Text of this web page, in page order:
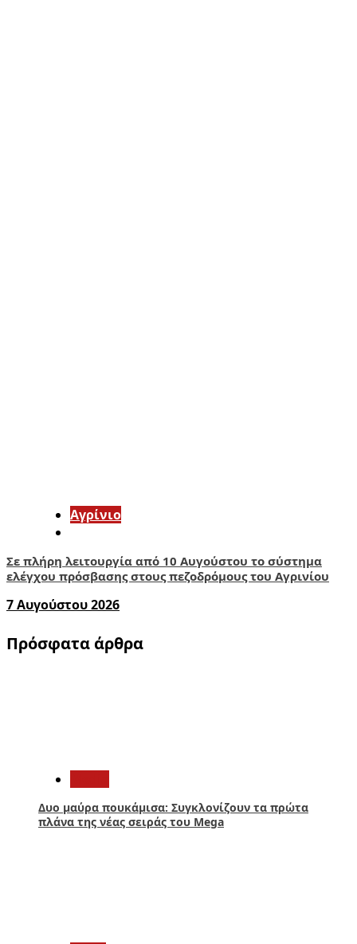
Aγρίνιο
Σε πλήρη λειτουργία από 10 Αυγούστου το σύστημα
ελέγχου πρόσβασης στους πεζοδρόμους του Αγρινίου
7 Αυγούστου 2026
Πρόσφατα άρθρα
Δυο μαύρα πουκάμισα: Συγκλονίζουν τα πρώτα
πλάνα της νέας σειράς του Mega